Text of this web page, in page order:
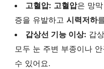
고혈압: 고혈압은 망
증을 유발하고 시력저하
갑상선 기능 이상: 갑
모두 눈 주변 부종이나
수 있어요.